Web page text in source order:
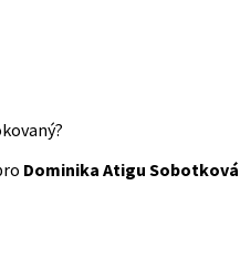
Dominika Atigu Sobotková